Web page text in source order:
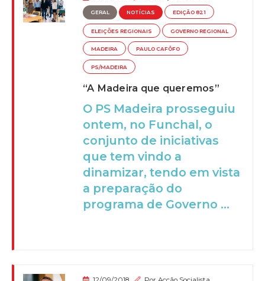
GERAL NOTÍCIAS EDIÇÃO 821
ELEIÇÕES REGIONAIS GOVERNO REGIONAL
MADEIRA PAULO CAFÔFO
PS/MADEIRA
“A Madeira que queremos”
O PS Madeira prosseguiu
ontem, no Funchal, o
conjunto de iniciativas
que tem vindo a
dinamizar, tendo em vista
a preparação do
programa de Governo ...